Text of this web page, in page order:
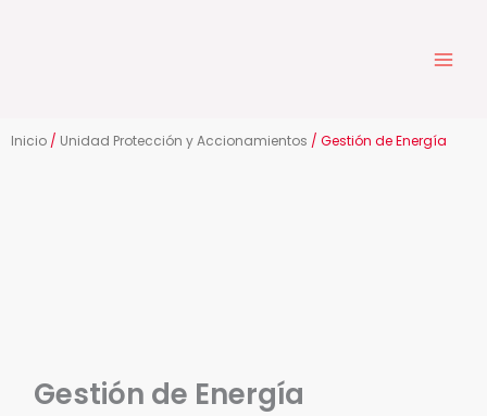
Inicio / Unidad Protección y Accionamientos / Gestión de Energía
Gestión de Energía